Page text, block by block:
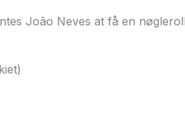
João Neves at få en